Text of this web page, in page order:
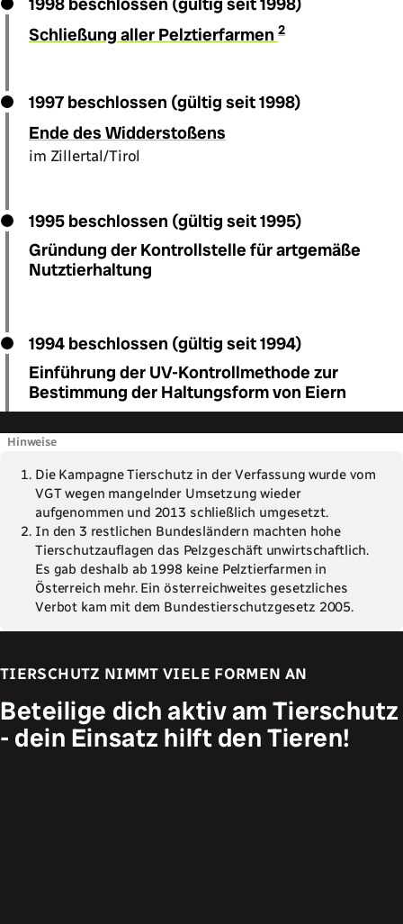
Schließung aller Pelztierfarmen 2
1997 beschlossen (gültig seit 1998)
Ende des Widderstoßens
im Zillertal/Tirol
1995 beschlossen (gültig seit 1995)
Gründung der Kontrollstelle für artgemäße
Nutztierhaltung
1994 beschlossen (gültig seit 1994)
Einführung der UV-Kontrollmethode zur
Bestimmung der Haltungsform von Eiern
Hinweise
Die Kampagne Tierschutz in der Verfassung wurde vom
VGT wegen mangelnder Umsetzung wieder
aufgenommen und 2013 schließlich umgesetzt.
In den 3 restlichen Bundesländern machten hohe
Tierschutzauflagen das Pelzgeschäft unwirtschaftlich.
Es gab deshalb ab 1998 keine Pelztierfarmen in
Österreich mehr. Ein österreichweites gesetzliches
Verbot kam mit dem Bundestierschutzgesetz 2005.
TIERSCHUTZ NIMMT VIELE FORMEN AN
Beteilige dich aktiv am Tierschutz
- dein Einsatz hilft den Tieren!